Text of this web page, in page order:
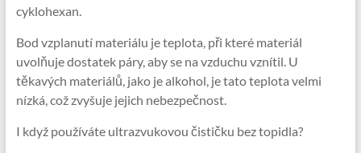
cyklohexan.
Bod vzplanutí materiálu je teplota, při které materiál
uvolňuje dostatek páry, aby se na vzduchu vznítil. U
těkavých materiálů, jako je alkohol, je tato teplota velmi
nízká, což zvyšuje jejich nebezpečnost.
I když používáte ultrazvukovou čističku bez topidla?